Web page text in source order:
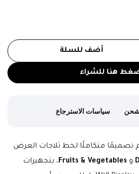
هنا للشراء
أضف للسلة
سياسات الاسترجاع
و Fruits & Vegetables